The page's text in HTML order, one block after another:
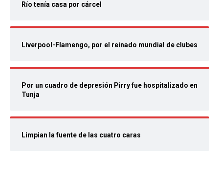
Río tenía casa por cárcel
Liverpool-Flamengo, por el reinado mundial de clubes
Por un cuadro de depresión Pirry fue hospitalizado en
Tunja
Limpian la fuente de las cuatro caras